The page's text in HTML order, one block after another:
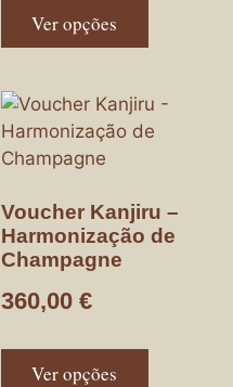
Ver opções
Voucher Kanjiru –
Harmonização de
Champagne
360,00 €
Ver opções